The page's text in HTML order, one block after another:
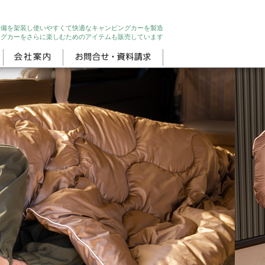
を架装し使いやすくて快適なキャンピングカーを製造
カーをさらに楽しむためのアイテムも販売しています